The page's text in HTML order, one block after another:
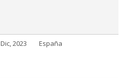
Dic, 2023 España